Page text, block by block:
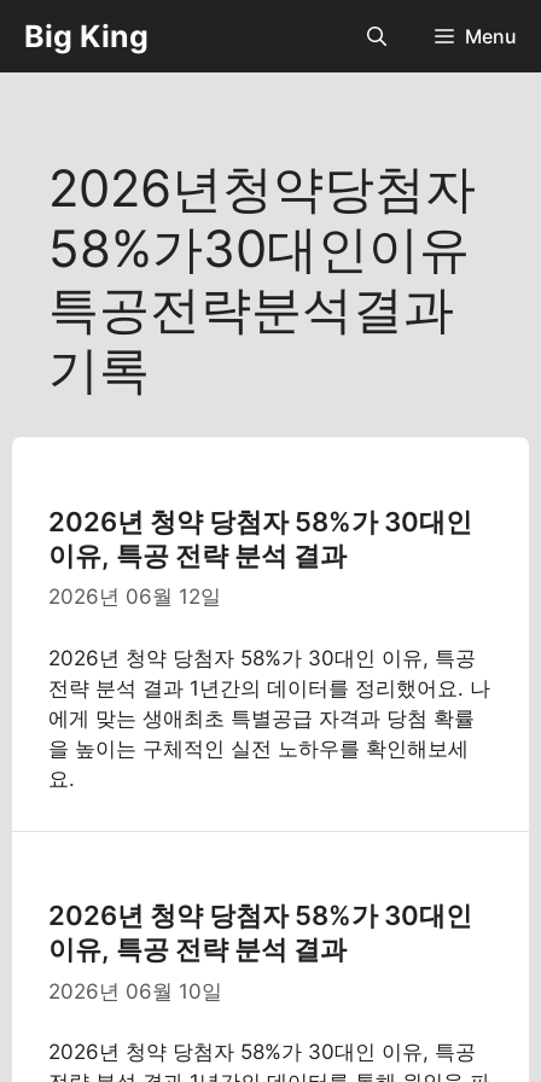
츠
Big King Menu
2026년청약당첨자
58%가30대인이유
특공전략분석결과
기록
2026년 청약 당첨자 58%가 30대인
이유, 특공 전략 분석 결과
2026년 06월 12일
2026년 청약 당첨자 58%가 30대인 이유, 특공
전략 분석 결과 1년간의 데이터를 정리했어요. 나
에게 맞는 생애최초 특별공급 자격과 당첨 확률
을 높이는 구체적인 실전 노하우를 확인해보세
요.
2026년 청약 당첨자 58%가 30대인
이유, 특공 전략 분석 결과
2026년 06월 10일
2026년 청약 당첨자 58%가 30대인 이유, 특공